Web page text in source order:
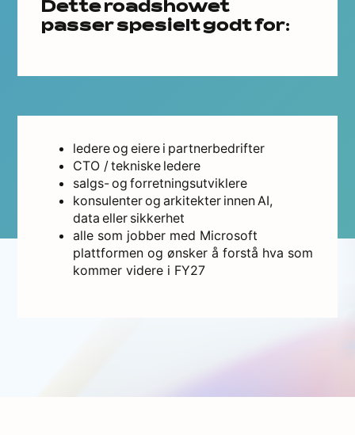
Dette roadshowet
passer spesielt godt for:
ledere og eiere i partnerbedrifter
CTO / tekniske ledere
salgs- og forretningsutviklere
konsulenter og arkitekter innen AI,
data eller sikkerhet
alle som jobber med Microsoft
plattformen og ønsker å forstå hva som
kommer videre i FY27